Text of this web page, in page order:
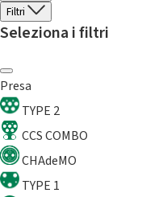
Filtri
Seleziona i filtri
Presa
TYPE 2
CCS COMBO
CHAdeMO
TYPE 1